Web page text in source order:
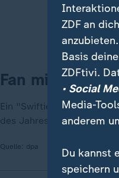
Fan mit
Ein "Swiftie" mit Schleier
des Jahres statt.
Quelle: dpa
ZDF an
Basis
ZDFtivi.
• Social
Media-
anderem
Du kannst
speichern